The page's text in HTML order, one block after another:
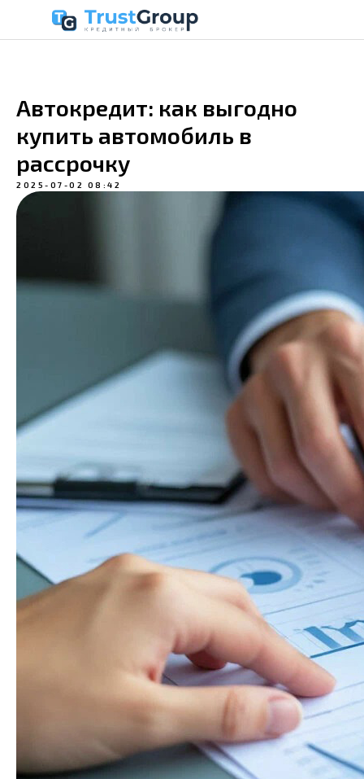
Автокредит: как выгодно
купить автомобиль в
рассрочку
2025-07-02 08:42